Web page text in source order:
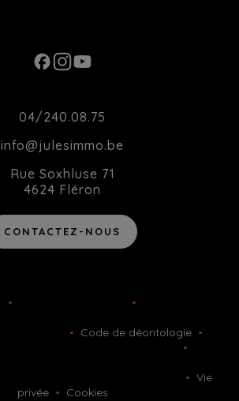
04/240.08.75
info@julesimmo.be
Rue Soxhluse 71
4624 Fléron
CONTACTEZ-NOUS
• •
• Code de déontologie •
•
• Vie
privée • Cookies